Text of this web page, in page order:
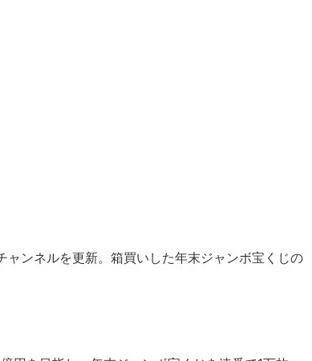
ャンネルを更新。箱買いした年末ジャンボ宝くじの